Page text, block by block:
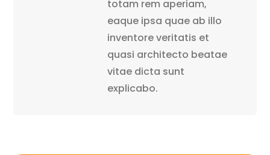
totam rem aperiam,
eaque ipsa quae ab illo
inventore veritatis et
quasi architecto beatae
vitae dicta sunt
explicabo.